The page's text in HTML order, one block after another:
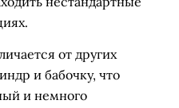
от других
и бабочку, что
и немного